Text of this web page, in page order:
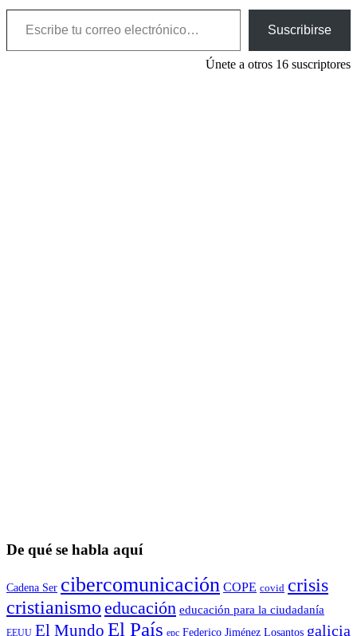
Escribe tu correo electrónico…
Suscribirse
Únete a otros 16 suscriptores
De qué se habla aquí
Cadena Ser cibercomunicación COPE covid crisis
cristianismo educación educación para la ciudadaní­a
EEUU El Mundo El País epc Federico Jiménez Losantos galicia